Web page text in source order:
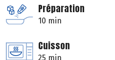
Préparation
10 min
Cuisson
25 min